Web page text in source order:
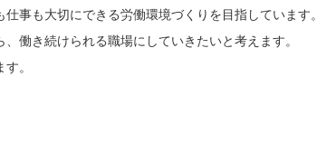
事も大切にできる労働環境づくりを目指しています。
働き続けられる職場にしていきたいと考えます。
。